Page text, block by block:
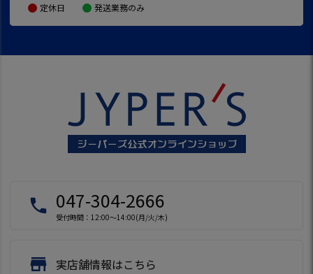
定休日 発送業務のみ
local_phone 047-304-2666
受付時間：12:00～14:00(月/火/木)
store 実店舗情報はこちら